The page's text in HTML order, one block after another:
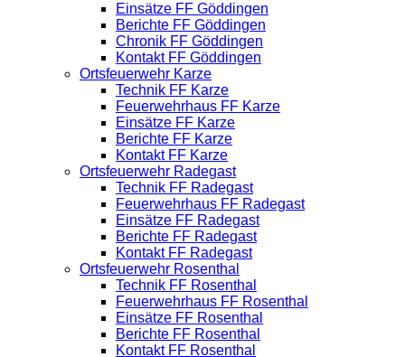
Einsätze FF Göddingen
Berichte FF Göddingen
Chronik FF Göddingen
Kontakt FF Göddingen
Ortsfeuerwehr Karze
Technik FF Karze
Feuerwehrhaus FF Karze
Einsätze FF Karze
Berichte FF Karze
Kontakt FF Karze
Ortsfeuerwehr Radegast
Technik FF Radegast
Feuerwehrhaus FF Radegast
Einsätze FF Radegast
Berichte FF Radegast
Kontakt FF Radegast
Ortsfeuerwehr Rosenthal
Technik FF Rosenthal
Feuerwehrhaus FF Rosenthal
Einsätze FF Rosenthal
Berichte FF Rosenthal
Kontakt FF Rosenthal